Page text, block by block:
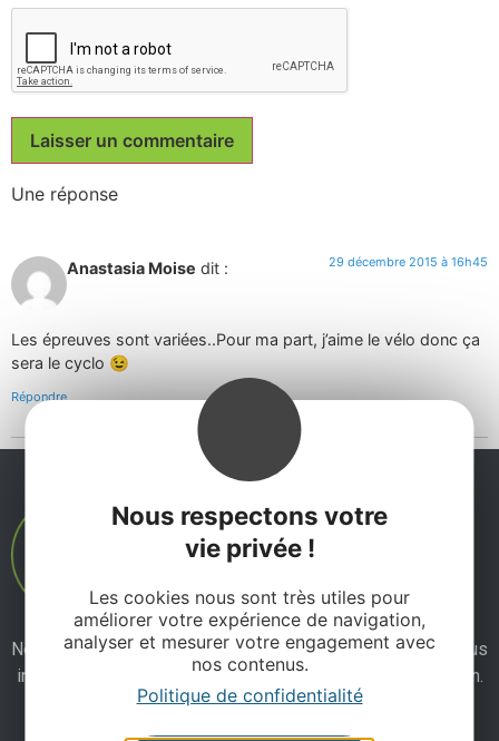
Nous respectons votre
vie privée !
Les cookies nous sont très utiles pour
améliorer votre expérience de navigation,
analyser et mesurer votre engagement avec
nos contenus.
Politique de confidentialité
Une réponse
Anastasia Moise dit : 29 décembre 2015 à 16h45
Les épreuves sont variées..Pour ma part, j’aime le vélo donc ça
sera le cyclo 😉
Répondre
Ne manquez pas notre newsletter mensuelle et laissez-vous
inspirer pour profiter pleinement de votre séjour en Aveyron.